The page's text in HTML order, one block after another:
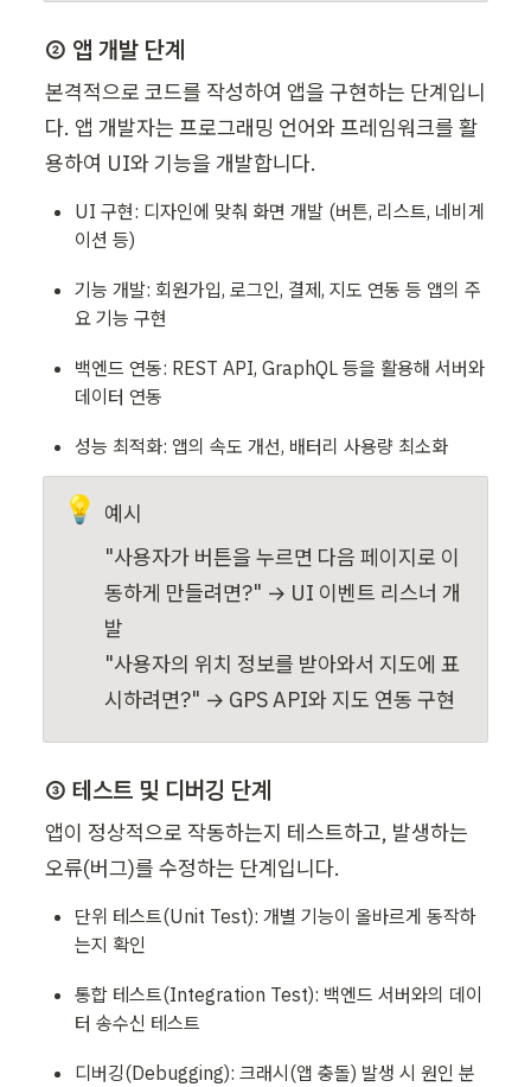
② 앱 개발 단계
본격적으로 코드를 작성하여 앱을 구현하는 단계입니
다. 앱 개발자는 프로그래밍 언어와 프레임워크를 활
용하여 UI와 기능을 개발합니다.
UI 구현: 디자인에 맞춰 화면 개발 (버튼, 리스트, 네비게
이션 등)
기능 개발: 회원가입, 로그인, 결제, 지도 연동 등 앱의 주
요 기능 구현
백엔드 연동: REST API, GraphQL 등을 활용해 서버와
데이터 연동
성능 최적화: 앱의 속도 개선, 배터리 사용량 최소화
💡 예시
"사용자가 버튼을 누르면 다음 페이지로 이
동하게 만들려면?" → UI 이벤트 리스너 개
발
"사용자의 위치 정보를 받아와서 지도에 표
시하려면?" → GPS API와 지도 연동 구현
③ 테스트 및 디버깅 단계
앱이 정상적으로 작동하는지 테스트하고, 발생하는
오류(버그)를 수정하는 단계입니다.
단위 테스트(Unit Test): 개별 기능이 올바르게 동작하
는지 확인
통합 테스트(Integration Test): 백엔드 서버와의 데이
터 송수신 테스트
디버깅(Debugging): 크래시(앱 충돌) 발생 시 원인 분